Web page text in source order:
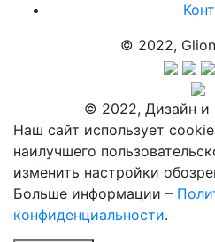
© 2022,
© 2022, Дизайн и
Наш сайт использует
наилучшего
изменить настройки
Больше информации –
конфиденциальности.